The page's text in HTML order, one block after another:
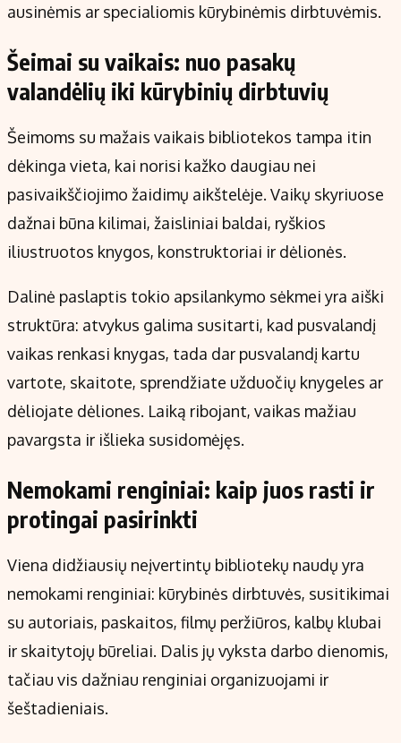
ausinėmis ar specialiomis kūrybinėmis dirbtuvėmis.
Šeimai su vaikais: nuo pasakų
valandėlių iki kūrybinių dirbtuvių
Šeimoms su mažais vaikais bibliotekos tampa itin
dėkinga vieta, kai norisi kažko daugiau nei
pasivaikščiojimo žaidimų aikštelėje. Vaikų skyriuose
dažnai būna kilimai, žaisliniai baldai, ryškios
iliustruotos knygos, konstruktoriai ir dėlionės.
Dalinė paslaptis tokio apsilankymo sėkmei yra aiški
struktūra: atvykus galima susitarti, kad pusvalandį
vaikas renkasi knygas, tada dar pusvalandį kartu
vartote, skaitote, sprendžiate užduočių knygeles ar
dėliojate dėliones. Laiką ribojant, vaikas mažiau
pavargsta ir išlieka susidomėjęs.
Nemokami renginiai: kaip juos rasti ir
protingai pasirinkti
Viena didžiausių neįvertintų bibliotekų naudų yra
nemokami renginiai: kūrybinės dirbtuvės, susitikimai
su autoriais, paskaitos, filmų peržiūros, kalbų klubai
ir skaitytojų būreliai. Dalis jų vyksta darbo dienomis,
tačiau vis dažniau renginiai organizuojami ir
šeštadieniais.